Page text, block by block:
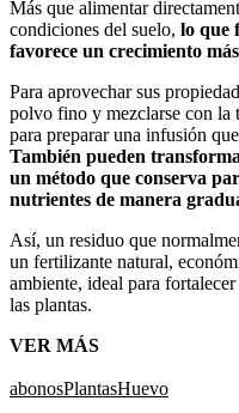
Más que alimentar
condiciones del suelo, lo que
favorece un crecimiento
Para aprovechar sus
polvo fino y mezclarse con la
para preparar una infusión
También pueden
un método que conserva
nutrientes de manera
Así, un residuo que
un fertilizante natural,
ambiente, ideal para
las plantas.
VER MÁS
abonosPlantasHuevo